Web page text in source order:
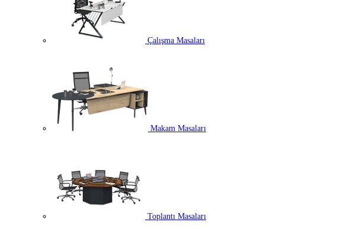
Çalışma Masaları
Makam Masaları
Toplantı Masaları